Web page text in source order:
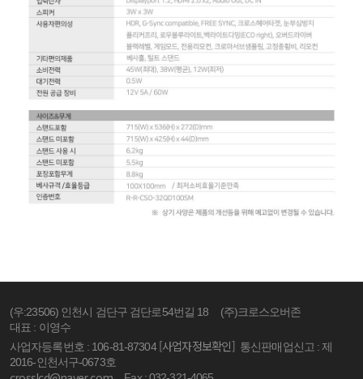
(우:23506) 인천시 검단구 검단로54번길 18
(주)크로스오버존
대표 : 이영수
사업자등록번호 : 106-81-87304[사업자정보확인] 통신판매업신고 : 제
2016-인천서구-0673호